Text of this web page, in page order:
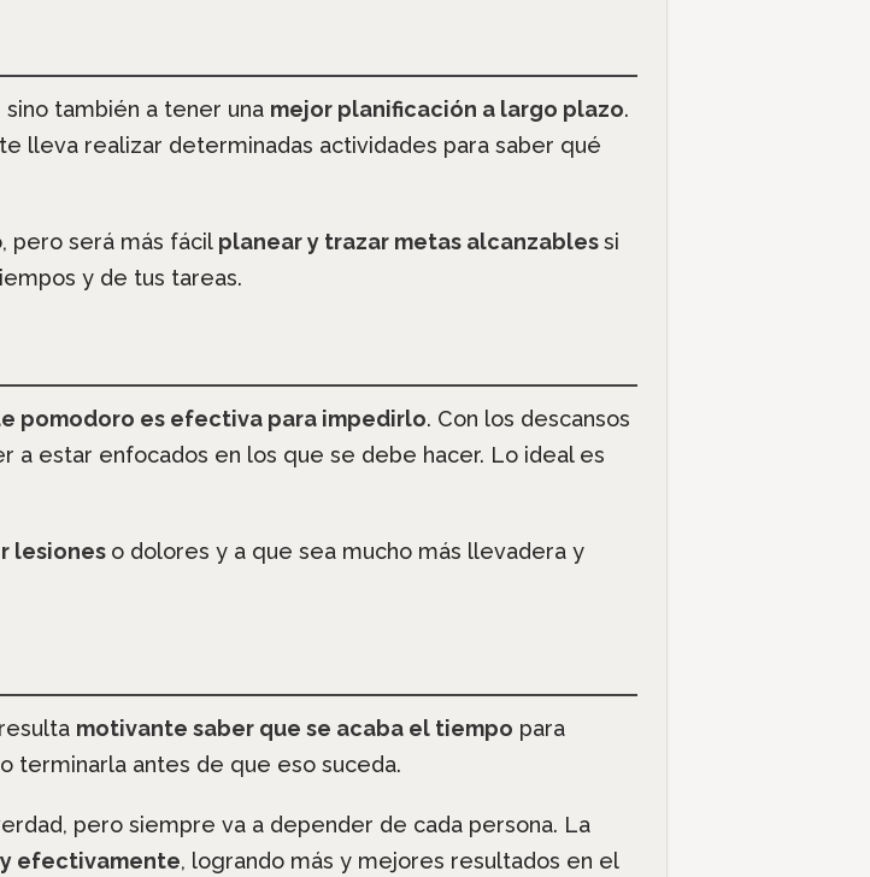
también a tener una mejor planificación a largo plazo.
lleva realizar determinadas actividades para saber qué
pero será más fácil planear y trazar metas alcanzablessi
y de tus tareas.
pomodoro es efectiva para impedirlo. Con los descansos
a estar enfocados en los que se debe hacer. Lo ideal es
lesiones o dolores y a que sea mucho más llevadera y
motivante saber que se acaba el tiempo para
terminarla antes de que eso suceda.
pero siempre va a depender de cada persona. La
efectivamente, logrando más y mejores resultados en el